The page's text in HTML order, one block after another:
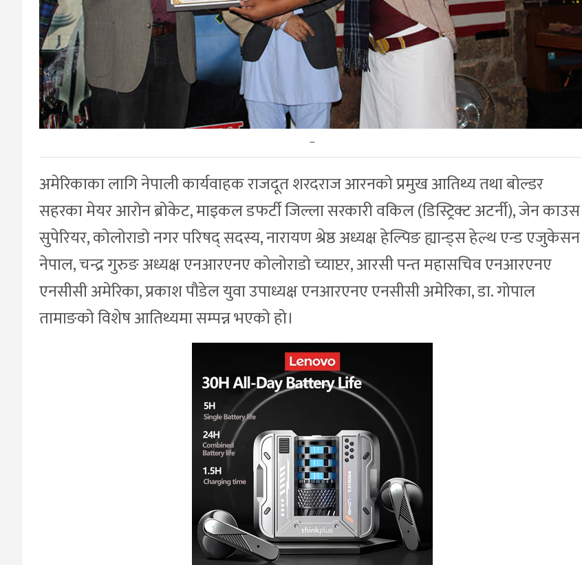
–
अमेरिकाका लागि नेपाली कार्यवाहक राजदूत शरदराज आरनको प्रमुख आतिथ्य तथा बोल्डर
सहरका मेयर आरोन ब्रोकेट, माइकल डफर्टी जिल्ला सरकारी वकिल (डिस्ट्रिक्ट अटर्नी), जेन काउस
सुपेरियर, कोलोराडो नगर परिषद् सदस्य, नारायण श्रेष्ठ अध्यक्ष हेल्पिङ ह्यान्ड्स हेल्थ एन्ड एजुकेसन
नेपाल, चन्द्र गुरुङ अध्यक्ष एनआरएनए कोलोराडो च्याप्टर, आरसी पन्त महासचिव एनआरएनए
एनसीसी अमेरिका, प्रकाश पौडेल युवा उपाध्यक्ष एनआरएनए एनसीसी अमेरिका, डा. गोपाल
तामाङको विशेष आतिथ्यमा सम्पन्न भएको हो।